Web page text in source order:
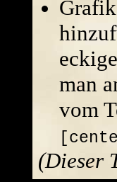
man
vom
(Dieser